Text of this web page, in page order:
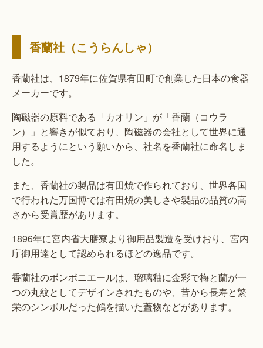
香蘭社（こうらんしゃ）
香蘭社は、1879年に佐賀県有田町で創業した日本の食器
メーカーです。
陶磁器の原料である「カオリン」が「香蘭（コウラ
ン）」と響きが似ており、陶磁器の会社として世界に通
用するようにという願いから、社名を香蘭社に命名しま
した。
また、香蘭社の製品は有田焼で作られており、世界各国
で行われた万国博では有田焼の美しさや製品の品質の高
さから受賞歴があります。
1896年に宮内省大膳寮より御用品製造を受けおり、宮内
庁御用達として認められるほどの逸品です。
香蘭社のボンボニエールは、瑠璃釉に金彩で梅と蘭が一
つの丸紋としてデザインされたものや、昔から長寿と繁
栄のシンボルだった鶴を描いた蓋物などがあります。